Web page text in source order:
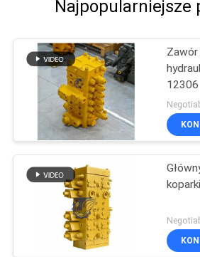
Najpopularniejsze
12306